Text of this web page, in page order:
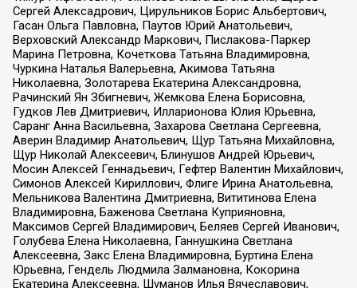
Сергей Алексадрович, Цирульников Борис Альбертович,
Гасан Ольга Павловна, Паутов Юрий Анатольевич,
Верховский Александр Маркович, Пислакова-Паркер
Марина Петровна, Кочеткова Татьяна Владимировна,
Чуркина Наталья Валерьевна, Акимова Татьяна
Николаевна, Золотарева Екатерина Александровна,
Рачинский Ян Збигневич, Жемкова Елена Борисовна,
Гудков Лев Дмитриевич, Илларионова Юлия Юрьевна,
Саранг Анна Васильевна, Захарова Светлана Сергеевна,
Аверин Владимир Анатольевич, Щур Татьяна Михайловна,
Щур Николай Алексеевич, Блинушов Андрей Юрьевич,
Мосин Алексей Геннадьевич, Гефтер Валентин Михайлович,
Симонов Алексей Кириллович, Флиге Ирина Анатольевна,
Мельникова Валентина Дмитриевна, Вититинова Елена
Владимировна, Баженова Светлана Куприяновна,
Максимов Сергей Владимирович, Беляев Сергей Иванович,
Голубева Елена Николаевна, Ганнушкина Светлана
Алексеевна, Закс Елена Владимировна, Буртина Елена
Юрьевна, Гендель Людмила Залмановна, Кокорина
Екатерина Алексеевна, Шуманов Илья Вячеславович,